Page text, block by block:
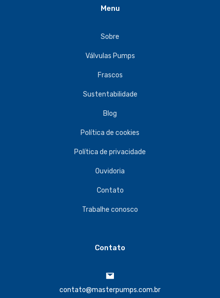
Menu
Sobre
Válvulas Pumps
Frascos
Sustentabilidade
Blog
Política de cookies
Política de privacidade
Ouvidoria
Contato
Trabalhe conosco
Contato
contato@masterpumps.com.br